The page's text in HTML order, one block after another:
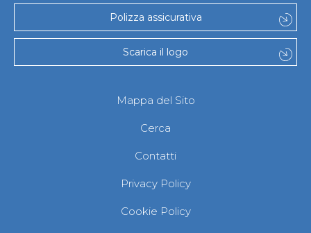
Polizza assicurativa
Scarica il logo
Mappa del Sito
Cerca
Contatti
Privacy Policy
Cookie Policy